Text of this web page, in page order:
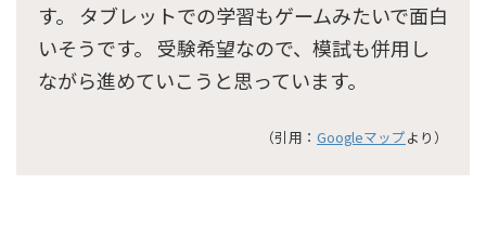
す。 タブレットでの学習もゲームみたいで面白
いそうです。 受験希望なので、模試も併用し
ながら進めていこうと思っています。
（引用： Googleマップより）